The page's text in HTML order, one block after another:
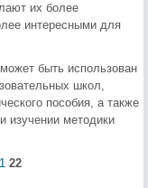
их более
интересными для
быть использован
школ,
пособия, а также
изучении методики
22